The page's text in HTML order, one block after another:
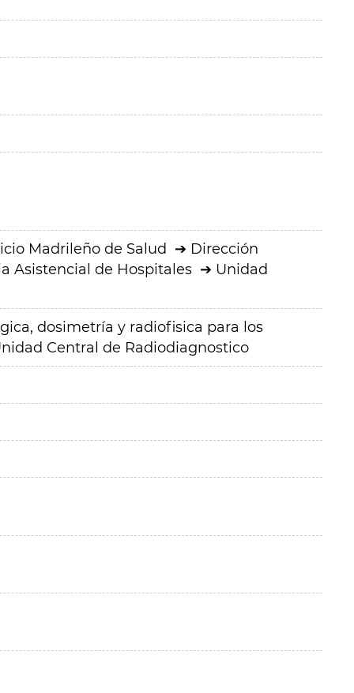
Madrileño de Salud
Dirección
Asistencial de Hospitales
Unidad
dosimetría y radiofisica para los
Central de Radiodiagnostico